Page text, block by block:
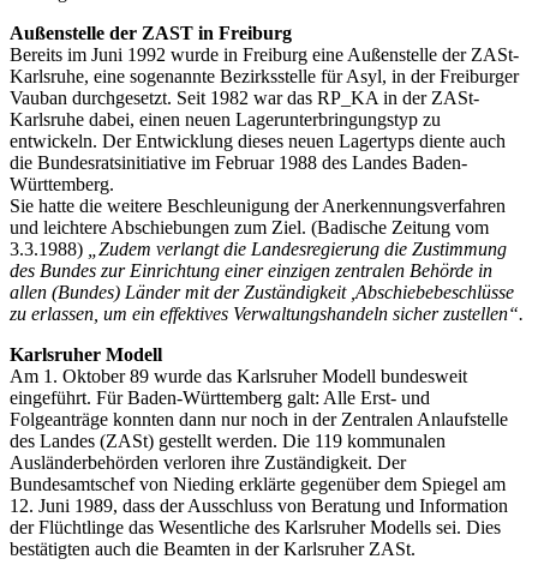
Außenstelle der ZAST in Freiburg
Bereits im Juni 1992 wurde in Freiburg eine Außenstelle der ZASt-
Karlsruhe, eine sogenannte Bezirksstelle für Asyl, in der Freiburger
Vauban durchgesetzt. Seit 1982 war das RP_KA in der ZASt-
Karlsruhe dabei, einen neuen Lagerunterbringungstyp zu
entwickeln. Der Entwicklung dieses neuen Lagertyps diente auch
die Bundesratsinitiative im Februar 1988 des Landes Baden-
Württemberg.
Sie hatte die weitere Beschleunigung der Anerkennungsverfahren
und leichtere Abschiebungen zum Ziel. (Badische Zeitung vom
3.3.1988) „Zudem verlangt die Landesregierung die Zustimmung
des Bundes zur Einrichtung einer einzigen zentralen Behörde in
allen (Bundes) Länder mit der Zuständigkeit ,Abschiebebeschlüsse
zu erlassen, um ein effektives Verwaltungshandeln sicher zustellen“.
Karlsruher Modell
Am 1. Oktober 89 wurde das Karlsruher Modell bundesweit
eingeführt. Für Baden-Württemberg galt: Alle Erst- und
Folgeanträge konnten dann nur noch in der Zentralen Anlaufstelle
des Landes (ZASt) gestellt werden. Die 119 kommunalen
Ausländerbehörden verloren ihre Zuständigkeit. Der
Bundesamtschef von Nieding erklärte gegenüber dem Spiegel am
12. Juni 1989, dass der Ausschluss von Beratung und Information
der Flüchtlinge das Wesentliche des Karlsruher Modells sei. Dies
bestätigten auch die Beamten in der Karlsruher ZASt.